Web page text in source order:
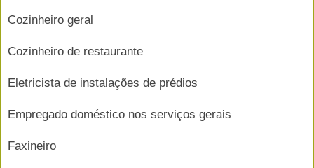
Cozinheiro geral
Cozinheiro de restaurante
Eletricista de instalações de prédios
Empregado doméstico nos serviços gerais
Faxineiro